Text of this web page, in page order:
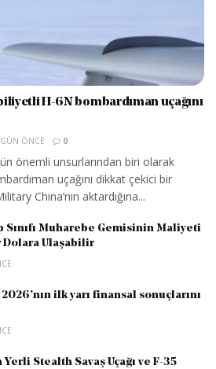
H-6N bombardıman uçağını
ÖNCE 0
önemli unsurlarından biri olarak
uçağını dikkat çekici bir
China’nın aktardığına...
Sınıfı Muharebe Gemisinin Maliyeti
Dolara Ulaşabilir
2026’nın ilk yarı finansal sonuçlarını
Yerli Stealth Savaş Uçağı ve F-35